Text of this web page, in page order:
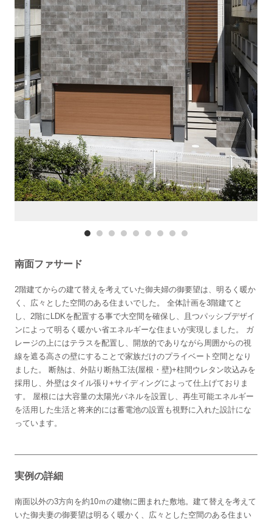
南面ファサード
2階建てからの建て替えを考えていた御夫婦の御要望は、明るく暖か
く、広々とした空間のある住まいでした。 全体計画を3階建てと
し、2階にLDKを配置する事で大空間を確保し、且つパッシブデザイ
ンによって明るく暖かい省エネルギーな住まいが実現しました。 ガ
レージの上にはテラスを配置し、開放的でありながら周囲からの視
線を遮る高さの壁にすることで家族だけのプライベート空間となり
ました。 断熱は、外貼り断熱工法(屋根・壁)+柱間ウレタン吹込みを
採用し、外壁はタイル張り+サイディングによって仕上げておりま
す。 屋根には大容量の太陽光パネルを設置し、再生可能エネルギー
を活用した生活と将来的には蓄電池の設置も視野に入れた設計にな
っています。
実例の詳細
南面以外の3方向を約10ｍの建物に囲まれた敷地。建て替えを考えて
いた御夫妻の御要望は明るく暖かく、広々とした空間のある住まい